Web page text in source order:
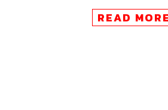
วัย 22 ปี ที่เพิ่งถูกทางการเกาหลีเหนือ
เดินทางกลับรัฐโอไฮโอของสหรัฐฯ พร้อ
READ MORE